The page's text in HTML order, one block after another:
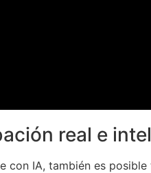
real e
con IA, también es